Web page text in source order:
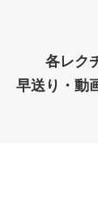
各レク
早送り・動